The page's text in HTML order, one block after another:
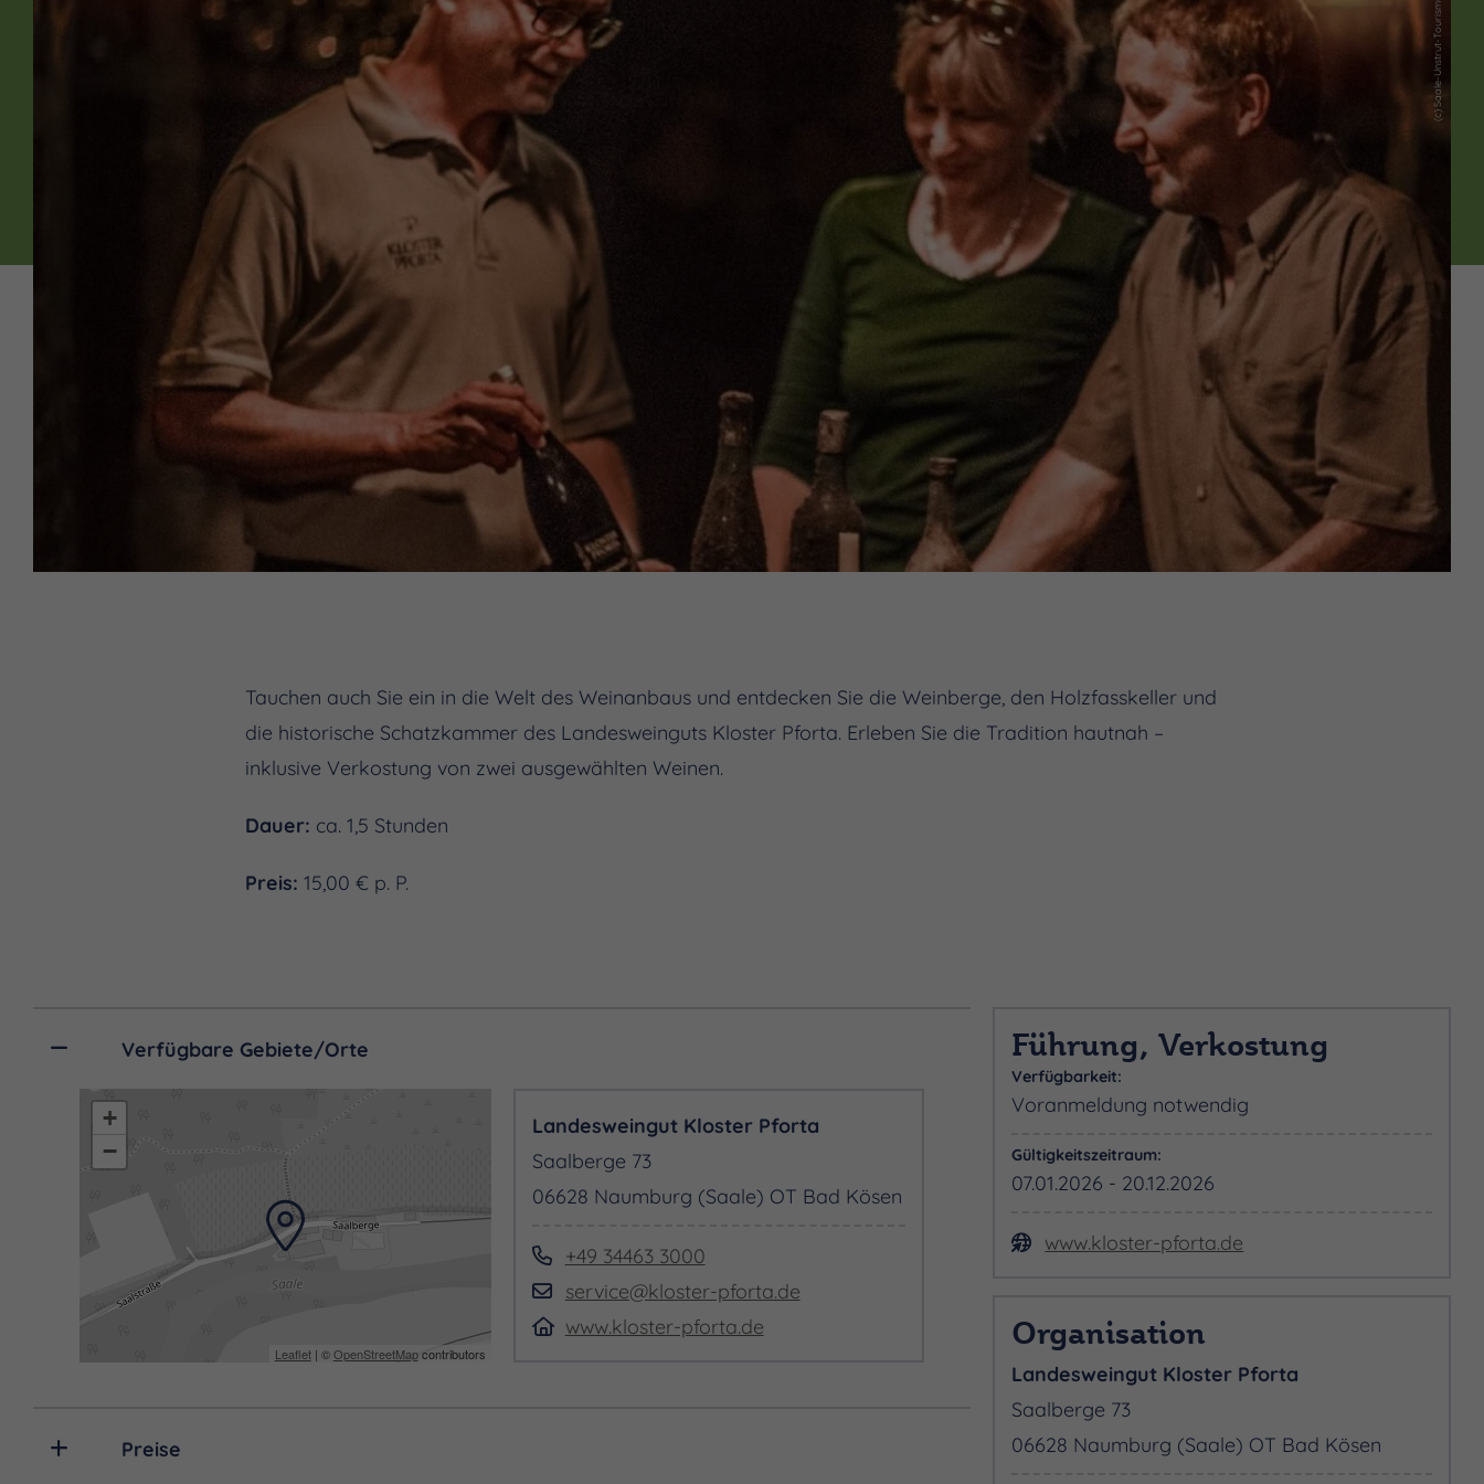
(c) Saale-Unstrut-Tourismus e. V.
Tauchen auch Sie ein in die Welt des Weinanbaus und entdecken Sie die Weinberge, den Holzfasskeller und
die historische Schatzkammer des Landesweinguts Kloster Pforta. Erleben Sie die Tradition hautnah –
inklusive Verkostung von zwei ausgewählten Weinen.
Dauer: ca. 1,5 Stunden
Preis: 15,00 € p. P.
Verfügbare Gebiete/Orte
+
−
Leaflet| ©OpenStreetMapcontributors
Landesweingut Kloster Pforta
Saalberge 73
06628 Naumburg (Saale) OT Bad Kösen
+49 34463 3000
service@kloster-pforta.de
www.kloster-pforta.de
Preise
Führung, Verkostung
Verfügbarkeit:
Voranmeldung notwendig
Gültigkeitszeitraum:
07.01.2026 - 20.12.2026
www.kloster-pforta.de
Organisation
Landesweingut Kloster Pforta
Saalberge 73
06628 Naumburg (Saale) OT Bad Kösen